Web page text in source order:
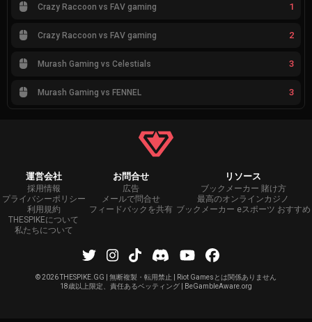
Crazy Raccoon vs FAV gaming 1
Crazy Raccoon vs FAV gaming 2
Murash Gaming vs Celestials 3
Murash Gaming vs FENNEL 3
運営会社
採用情報
プライバシーポリシー
利用規約
THESPIKEについて
私たちについて
お問合せ
広告
メールで問合せ
フィードバックを共有
リソース
ブックメーカー 賭け方
最高のオンラインカジノ
ブックメーカー eスポーツ おすすめ
©2026 THESPIKE.GG | 無断複製・転用禁止 | Riot Gamesとは関係ありません
18歳以上限定、責任あるベッティング | BeGambleAware.org